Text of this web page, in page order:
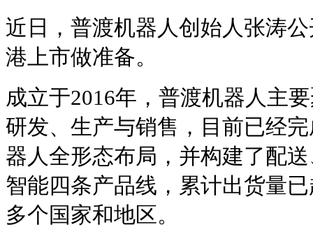
近日，普渡机器人创始人张涛
港上市做准备。
成立于2016年，普渡机器人主
研发、生产与销售，目前已经
器人全形态布局，并构建了配
智能四条产品线，累计出货量
多个国家和地区。